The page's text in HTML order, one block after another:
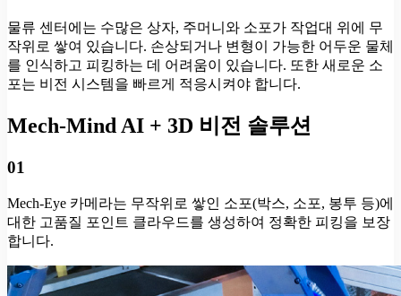
물류 센터에는 수많은 상자, 주머니와 소포가 작업대 위에 무
작위로 쌓여 있습니다. 손상되거나 변형이 가능한 어두운 물체
를 인식하고 피킹하는 데 어려움이 있습니다. 또한 새로운 소
포는 비전 시스템을 빠르게 적응시켜야 합니다.
Mech-Mind AI + 3D 비전 솔루션
01
Mech-Eye 카메라는 무작위로 쌓인 소포(박스, 소포, 봉투 등)에
대한 고품질 포인트 클라우드를 생성하여 정확한 피킹을 보장
합니다.